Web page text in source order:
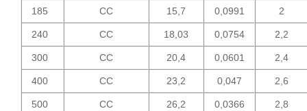
185 CC 15,7 0,0991 2
240 CC 18,03 0,0754 2,2
300 CC 20,4 0,0601 2,4
400 CC 23,2 0,047 2,6
500 CC 26,2 0,0366 2,8